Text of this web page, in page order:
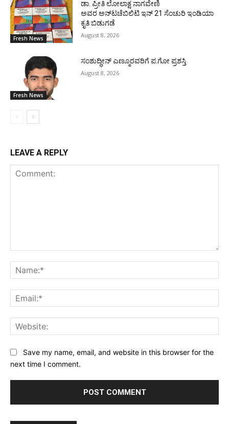
Fresh News
ಡಾ. ಪ್ರೀತಿ ಲೋಲಾಕ್ಷ ನಾಗವೇಣಿ
ಅವರ ಅನ್‌ಟಚೆಬಿಲಿಟಿ ಇನ್ 21 ಸೆಂಚುರಿ ಇಂಡಿಯಾ
ಕೃತಿ ಬಿಡುಗಡೆ
August 8, 2026
Fresh News
ಸಂಶುದ್ಧೀನ್ ಎಣ್ಮೂರವರಿಗೆ ಪ.ಗೋ ಪ್ರಶಸ್ತಿ
August 8, 2026
LEAVE A REPLY
Save my name, email, and website in this browser for the
next time I comment.